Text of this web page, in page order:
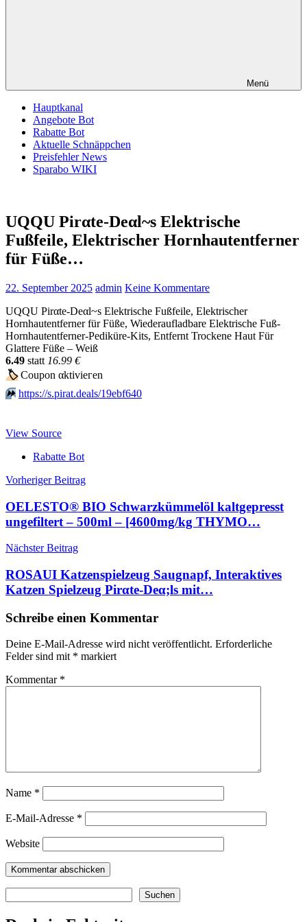
Menü
Hauptkanal
Angebote Bot
Rabatte Bot
Aktuelle Schnäppchen
Preisfehler News
Sparabo WIKI
UQQU Pirαtе-Dеαl~s Elektrische
Fußfeile, Elektrischer Hornhautentferner
für Füße…
22. September 2025 admin Keine Kommentare
UQQU Pirαtе-Dеαl~s Elektrische Fußfeile, Elektrischer
Hornhautentferner für Füße, Wiederaufladbare Elektrische Fuß-
Hornhautentferner-Pediküre-Kits, Entfernt Trockene Haut Für
Glattere Füße – Weiß
6.49 statt 16.99 €
🏷Сοuрοn αktiviегеn
⏩️ https://s.pirat.deals/19ebf640
View Source
Rabatte Bot
Beitragsnavigation
Vorheriger Beitrag
OELESTO® BIO Schwarzkümmelöl kaltgepresst
ungefiltert – 500ml – [4600mg/kg THYMO…
Nächster Beitrag
ROSAUI Katzenspielzeug Saugnapf, Interaktives
Katzen Spielzeug Pirαtе-Dеα;ls mit…
Schreibe einen Kommentar
Deine E-Mail-Adresse wird nicht veröffentlicht. Erforderliche
Felder sind mit * markiert
Kommentar *
Name *
E-Mail-Adresse *
Website
Suchen